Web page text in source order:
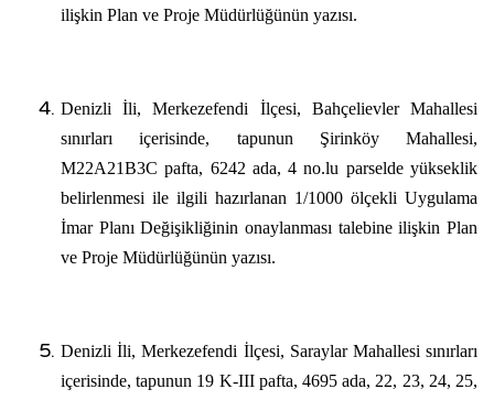
ilişkin Plan ve Proje Müdürlüğünün yazısı.
Denizli İli, Merkezefendi İlçesi, Bahçelievler Mahallesi
sınırları içerisinde, tapunun Şirinköy Mahallesi,
M22A21B3C pafta, 6242 ada, 4 no.lu parselde yükseklik
belirlenmesi ile ilgili hazırlanan 1/1000 ölçekli Uygulama
İmar Planı Değişikliğinin onaylanması talebine ilişkin Plan
ve Proje Müdürlüğünün yazısı.
Denizli İli, Merkezefendi İlçesi, Saraylar Mahallesi sınırları
içerisinde, tapunun 19 K-III pafta, 4695 ada, 22, 23, 24, 25,